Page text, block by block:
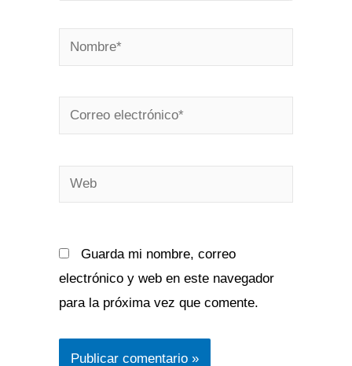
Nombre*
Correo
electrónico*
Web
Guarda mi nombre, correo
electrónico y web en este navegador
para la próxima vez que comente.